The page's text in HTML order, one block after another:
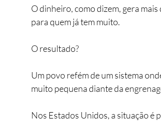
O dinheiro, como dizem, gera
para quem já tem muito.
O resultado?
Um povo refém de um sistema
muito pequena diante da
Nos Estados Unidos, a situação é